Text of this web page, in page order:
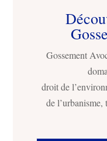
Gossement
droit de
de